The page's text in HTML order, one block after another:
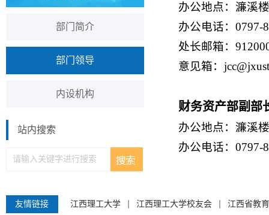
部门简介
部门领导
内设机构
站内搜索
办公地点：濂溪
办公电话：0797-
处长邮箱：
意见箱：
财务资产部副部
办公地点：濂溪
办公电话：0797-
友情链接 江西理工大学 江西理工大学校友会
江西省教